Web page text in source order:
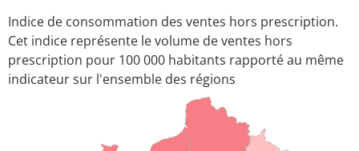
Indice de consommation des ventes hors prescription.
Cet indice représente le volume de ventes hors
prescription pour 100 000 habitants rapporté au même
indicateur sur l'ensemble des régions